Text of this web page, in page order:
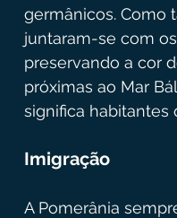
germânicos. Como
juntaram-se com
preservando a cor
próximas ao Mar
significa habitantes
Imigração
A Pomerânia